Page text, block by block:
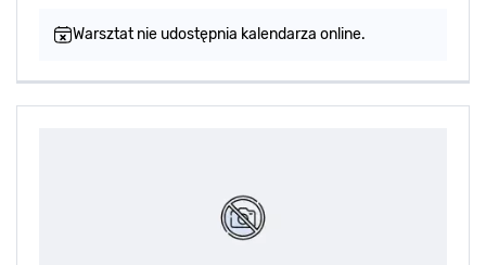
Warsztat nie udostępnia kalendarza online.